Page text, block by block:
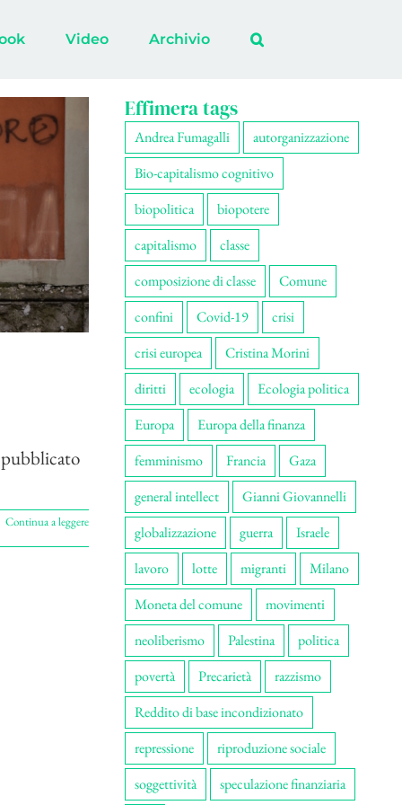
Video Archivio
pubblicato
Continua a leggere
Effimera tags
Andrea Fumagalli
autorganizzazione
Bio-capitalismo cognitivo
biopolitica
biopotere
capitalismo
classe
composizione di classe
Comune
confini
Covid-19
crisi
crisi europea
Cristina Morini
diritti
ecologia
Ecologia politica
Europa
Europa della finanza
femminismo
Francia
Gaza
general intellect
Gianni Giovannelli
globalizzazione
guerra
Israele
lavoro
lotte migranti
Milano
Moneta del comune
movimenti
neoliberismo
Palestina
politica
povertà
Precarietà
razzismo
Reddito di base incondizionato
repressione
riproduzione sociale
soggettività
speculazione finanziaria